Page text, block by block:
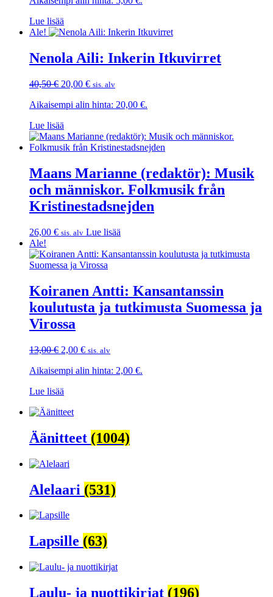
Lue lisää
Ale!
Nenola Aili: Inkerin Itkuvirret
40,50€ Alkuperäinen
oli:
20,00 €Nykyinen
on:
sis. alv
Aikaisempi alin hinta: 20,00 €.
Lue lisää
Maans Marianne (redaktör): Musik
och människor. Folkmusik från
Kristinestadsnejden
26,00 € sis. alv Lue lisää
Ale!
Koiranen Antti: Kansantanssin
koulutusta ja tutkimusta Suomessa ja
Virossa
13,00€ Alkuperäinen
oli:
2,00 €Nykyinen
on:
sis. alv
Aikaisempi alin hinta: 2,00 €.
Lue lisää
Äänitteet (1004)
Alelaari (531)
Lapsille (63)
Laulu- ja nuottikirjat (196)